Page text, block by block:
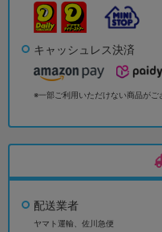
キャッシュレス決済
※一部ご利用いただけない商品がご
配送業者
ヤマト運輸、佐川急便